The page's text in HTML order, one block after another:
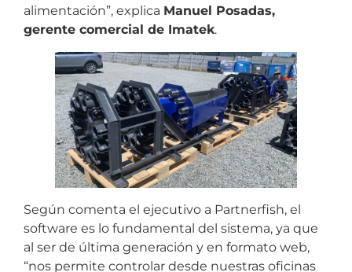
alimentación”, explica Manuel Posadas,
gerente comercial de Imatek.
Según comenta el ejecutivo a Partnerfish, el
software es lo fundamental del sistema, ya que
al ser de última generación y en formato web,
“nos permite controlar desde nuestras oficinas